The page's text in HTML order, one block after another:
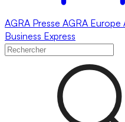
AGRA Presse AGRA Europe
Business Express